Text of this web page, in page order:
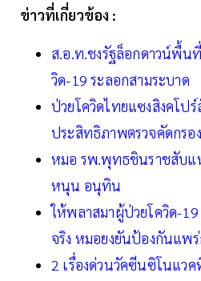
ข่าวที่เกี่ยวข้อง :
ส.อ.ท.ชงรัฐล็อกดาวน์พื้น
วิด-19 ระลอกสามระบาด
ป่วยโควิดไทยแซงสิงคโป
ประสิทธิภาพตรวจคัดกรอ
หมอ รพ.พุทธชินราชสับแ
หนุน อนุทิน
ให้พลาสมาผู้ป่วยโควิด-
จริง หมอยงยันป้องกันแพร่
2 เรื่องด่วนวัคซีนซิโนแว